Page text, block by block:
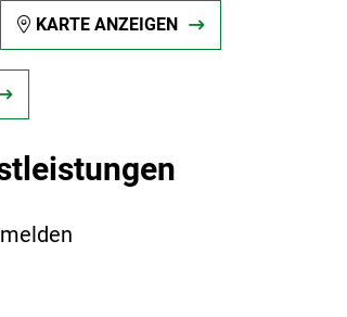
KARTE ANZEIGEN